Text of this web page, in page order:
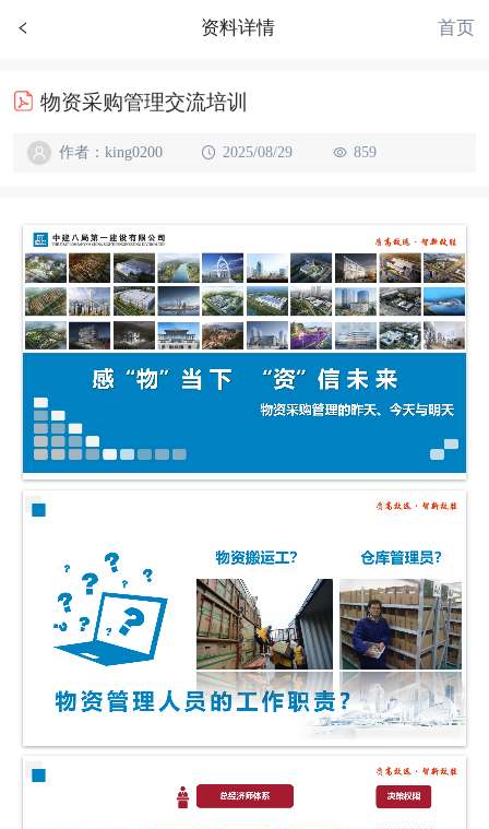
资料详情 首页
物资采购管理交流培训
作者：king0200 2025/08/29 859